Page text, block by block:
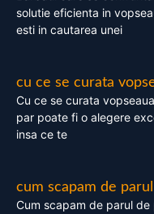
solutie eficienta in
esti in cautarea unei
cu ce se curata
Cu ce se curata
par poate fi o alegere
insa ce te
cum scapam de
Cum scapam de parul